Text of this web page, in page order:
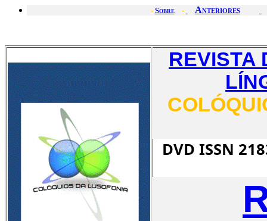
- Sobre- Anteriores
REVISTA
DVD ISSN